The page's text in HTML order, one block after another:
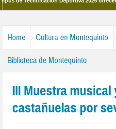
Home Cultura en Montequinto
Biblioteca de Montequinto
III Muestra musical
castañuelas por